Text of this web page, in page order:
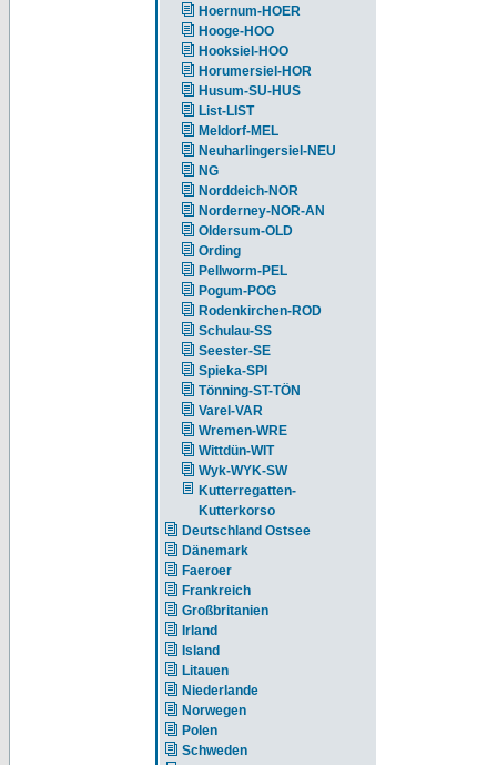
Hoernum-HOER
Hooge-HOO
Hooksiel-HOO
Horumersiel-HOR
Husum-SU-HUS
List-LIST
Meldorf-MEL
Neuharlingersiel-NEU
NG
Norddeich-NOR
Norderney-NOR-AN
Oldersum-OLD
Ording
Pellworm-PEL
Pogum-POG
Rodenkirchen-ROD
Schulau-SS
Seester-SE
Spieka-SPI
Tönning-ST-TÖN
Varel-VAR
Wremen-WRE
Wittdün-WIT
Wyk-WYK-SW
Kutterregatten-
Kutterkorso
Deutschland Ostsee
Dänemark
Faeroer
Frankreich
Großbritanien
Irland
Island
Litauen
Niederlande
Norwegen
Polen
Schweden